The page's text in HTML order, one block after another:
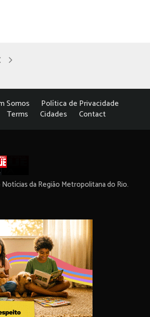
Somos
Política de Privacidade
Terms Cidades Contact
da Região Metropolitana do Rio.